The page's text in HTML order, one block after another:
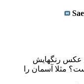
عکس رنگهایش
مثلا آسمان را